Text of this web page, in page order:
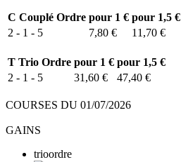
C Couplé Ordre pour 1 € pour 1,5 €
2 - 1 - 5
7,80 € 11,70 €
T Trio Ordre pour 1 € pour 1,5 €
2 - 1 - 5
31,60 € 47,40 €
COURSES DU 01/07/2026
GAINS
trioordre